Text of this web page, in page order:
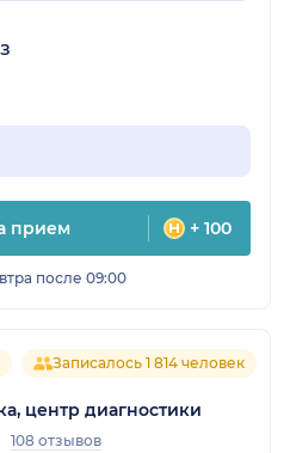
прием + 100
после 09:00
Записалось 1 814 человек
центр диагностики
108 отзывов